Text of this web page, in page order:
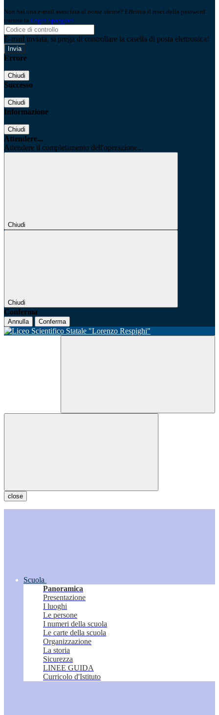
Non hai una e-mail associata al nome utente? Effettua il reset della password
tramite la Login Spaggiari
E-mail inviata, si prega di controllare la casella di posta elettronica!
Errore
Chiudi
Successo
Chiudi
Informazione
Chiudi
Attendere...
Attendere il completamento dell'operazione...
Chiudi
Chiudi
Conferma
Annulla Conferma
close
Scuola
Panoramica
Presentazione
I luoghi
Le persone
I numeri della scuola
Le carte della scuola
Organizzazione
La storia
Sicurezza
LINEE GUIDA
Curricolo d'Istituto